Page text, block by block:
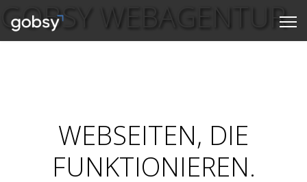
GOBSY WEBAGENTUR
WEBSEITEN, DIE
FUNKTIONIEREN.